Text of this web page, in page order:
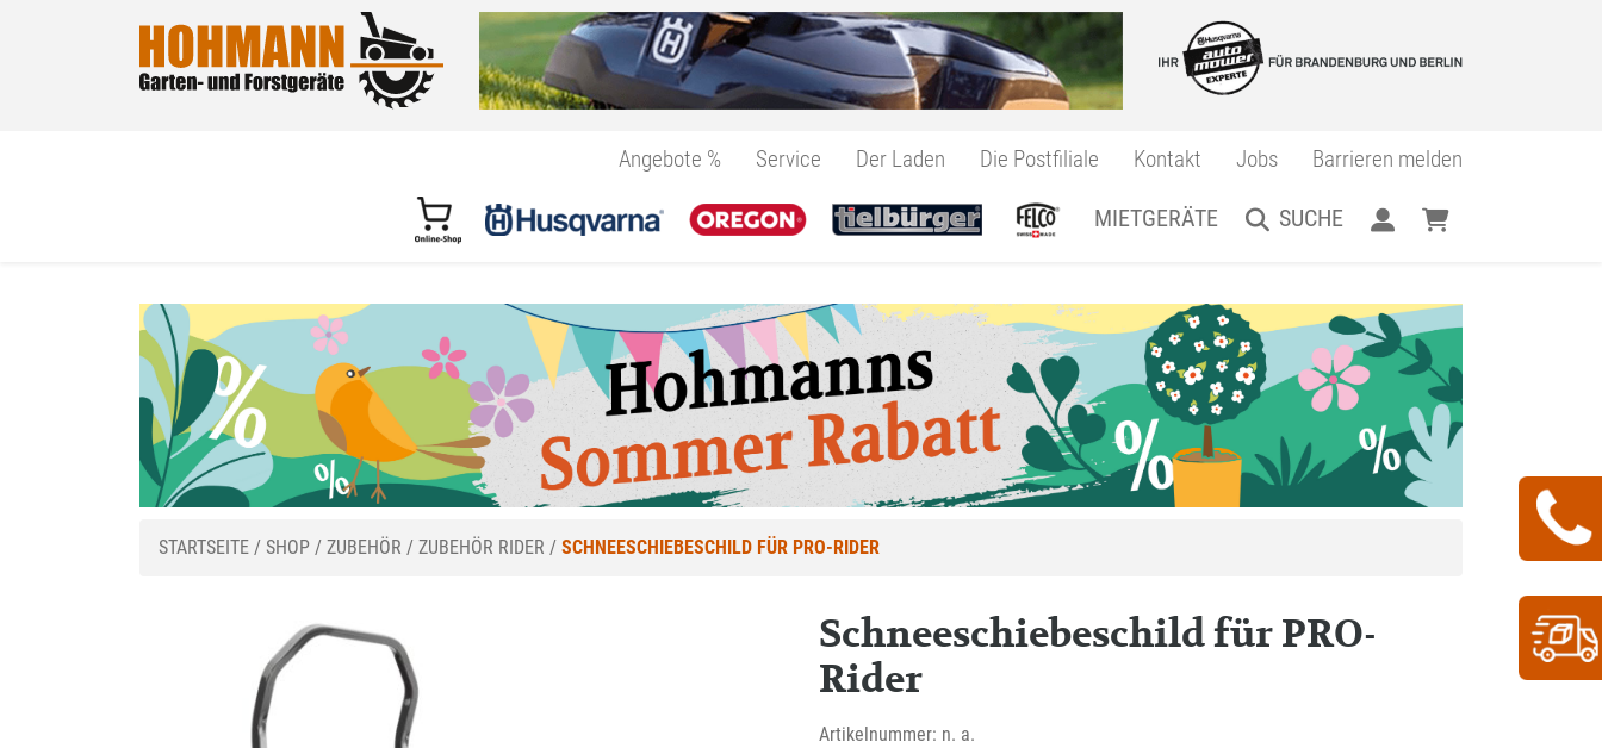
Angebote % Service Der Laden Die Postfiliale Kontakt Jobs Barrieren melden
MIETGERÄTE SUCHE
STARTSEITE / SHOP / ZUBEHÖR / ZUBEHÖR RIDER / SCHNEESCHIEBESCHILD FÜR PRO-RIDER
Schneeschiebeschild für PRO-
Rider
Artikelnummer: n. a.